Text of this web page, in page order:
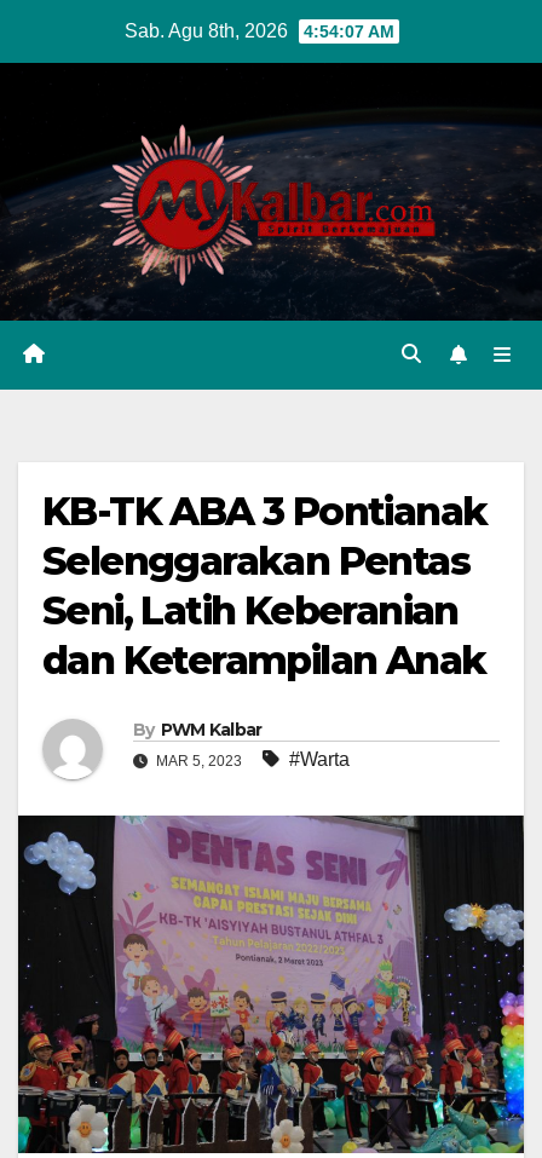
Sab. Agu 8th, 2026 4:54:08 AM
KB-TK ABA 3 Pontianak
Selenggarakan Pentas
Seni, Latih Keberanian
dan Keterampilan Anak
By PWM Kalbar
MAR 5, 2023 #Warta